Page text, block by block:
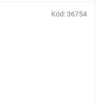
Kód:36754